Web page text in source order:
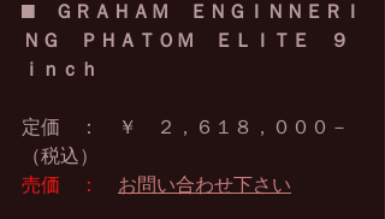
■
ＧＲＡＨＡＭ　ＥＮＧＩＮＮＥＲＩ
ＮＧ　ＰＨＡＴＯＭ　ＥＬＩＴＥ　９
ｉｎｃｈ
定価　：　￥　２，６１８，０００－
（税込）
売価　：
お問い合わせ下さい